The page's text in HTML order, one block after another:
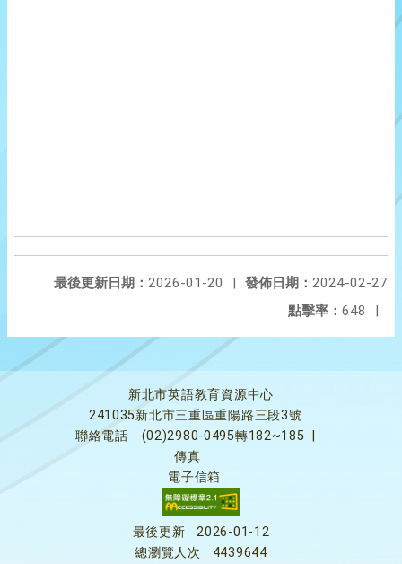
發佈日期： 2024-02-27
最後更新日期： 2026-01-20
|
點擊率： 648 |
新北市英語教育資源中心
241035新北市三重區重陽路三段3號
聯絡電話
(02)2980-0495轉182~185
傳真
電子信箱
最後更新
2026-01-12
總瀏覽人次
4439644